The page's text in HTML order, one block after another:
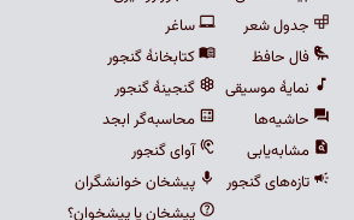
جدول شعر
فال حافظ
نمایهٔ موسیقی
حاشیه‌ها
مشابه‌یابی
تازه‌های گنجور
ساغر
کتابخانهٔ گنجور
گنجینهٔ گنجور
محاسبه‌گر ابجد
آوای گنجور
پیشخان خوانشگران
پیشخان یا پیشخوان؟